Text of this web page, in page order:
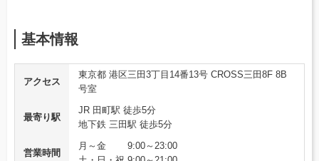
基本情報
アクセス
東京都 港区三田3丁目14番13号 CROSS三田8F 8B
号室
最寄り駅
JR 田町駅 徒歩5分
地下鉄 三田駅 徒歩5分
営業時間
月～金 9:00～23:00